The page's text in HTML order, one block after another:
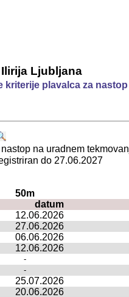
Ilirija Ljubljana
kriterije plavalca za
na uradnem
do 27.06.2027
50m
datum
12.06.2026
27.06.2026
06.06.2026
12.06.2026
-
-
25.07.2026
20.06.2026